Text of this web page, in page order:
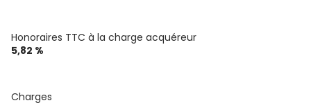
Honoraires TTC à la charge acquéreur
5,82 %
Charges